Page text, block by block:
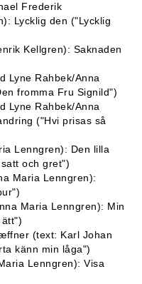
Frederik
Lycklig den ("Lycklig
Kellgren): Saknaden
Lyne Rahbek/Anna
fromma Fru Signild")
Lyne Rahbek/Anna
("Hvi prisas så
Lenngren): Den lilla
och gret")
Maria Lenngren):
Maria Lenngren): Min
(text: Karl Johan
känn min låga")
Lenngren): Visa